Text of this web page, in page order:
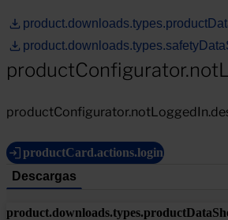
productCard.actions.login
Descargas